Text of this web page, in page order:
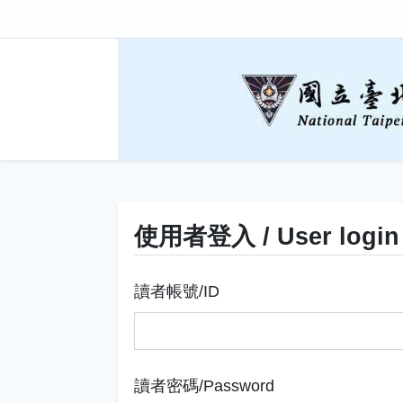
使用者登入 / User login
讀者帳號/ID
讀者密碼/Password